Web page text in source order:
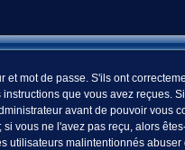
mot de passe. S'ils ont
que vous avez reçues.
avant de pouvoir
vous ne l'avez pas reçu, alors
malintentionnés